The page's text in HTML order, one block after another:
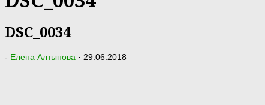
DSC_0034
- Елена Алтынова · 29.06.2018